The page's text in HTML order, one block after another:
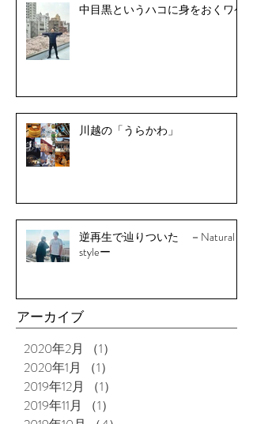
中目黒というハコに身をおくワケ
川越の「うらかわ」
逆再生で辿りついた －Natural
styleー
アーカイブ
2020年2月
（1）
2020年1月
（1）
2019年12月
（1）
2019年11月
（1）